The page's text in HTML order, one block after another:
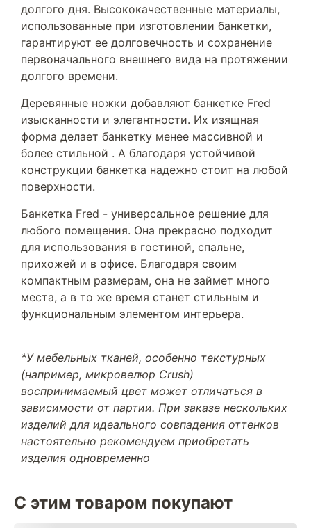
долгого дня. Высококачественные материалы,
использованные при изготовлении банкетки,
гарантируют ее долговечность и сохранение
первоначального внешнего вида на протяжении
долгого времени.
Деревянные ножки добавляют банкетке Fred
изысканности и элегантности. Их изящная
форма делает банкетку менее массивной и
более стильной . А благодаря устойчивой
конструкции банкетка надежно стоит на любой
поверхности.
Банкетка Fred - универсальное решение для
любого помещения. Она прекрасно подходит
для использования в гостиной, спальне,
прихожей и в офисе. Благодаря своим
компактным размерам, она не займет много
места, а в то же время станет стильным и
функциональным элементом интерьера.
*У мебельных тканей, особенно текстурных
(например, микровелюр Crush)
воспринимаемый цвет может отличаться в
зависимости от партии. При заказе нескольких
изделий для идеального совпадения оттенков
настоятельно рекомендуем приобретать
изделия одновременно
С этим товаром покупают